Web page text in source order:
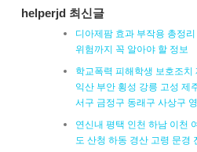
helperjd 최신글
디아제팜 효과 부작용 총정
위험까지 꼭 알아야 할 정보
학교폭력 피해학생 보호조
익산 부안 횡성 강릉 고성 제
서구 금정구 동래구 사상구
연신내 평택 인천 하남 이천
도 산청 하동 경산 고령 문경